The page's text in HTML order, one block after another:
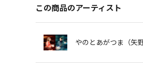
この商品のアーティスト
やのとあがつま（矢